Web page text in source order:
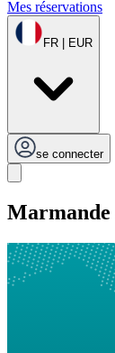
Mes réservations
FR | EUR
se connecter
Marmande